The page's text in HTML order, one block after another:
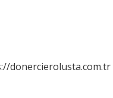
donercierolusta.com.tr